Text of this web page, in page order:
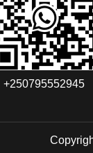
+250795552945